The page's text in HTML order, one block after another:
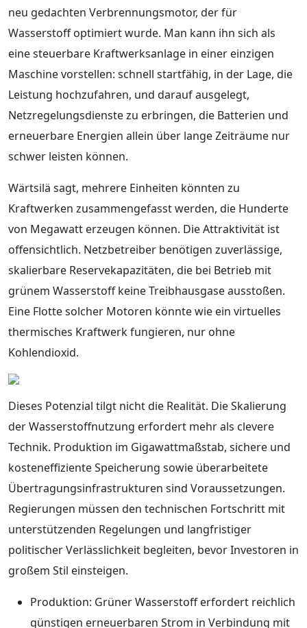
neu gedachten Verbrennungsmotor, der für
Wasserstoff optimiert wurde. Man kann ihn sich als
eine steuerbare Kraftwerksanlage in einer einzigen
Maschine vorstellen: schnell startfähig, in der Lage, die
Leistung hochzufahren, und darauf ausgelegt,
Netzregelungsdienste zu erbringen, die Batterien und
erneuerbare Energien allein über lange Zeiträume nur
schwer leisten können.
Wärtsilä sagt, mehrere Einheiten könnten zu
Kraftwerken zusammengefasst werden, die Hunderte
von Megawatt erzeugen können. Die Attraktivität ist
offensichtlich. Netzbetreiber benötigen zuverlässige,
skalierbare Reservekapazitäten, die bei Betrieb mit
grünem Wasserstoff keine Treibhausgase ausstoßen.
Eine Flotte solcher Motoren könnte wie ein virtuelles
thermisches Kraftwerk fungieren, nur ohne
Kohlendioxid.
Dieses Potenzial tilgt nicht die Realität. Die Skalierung
der Wasserstoffnutzung erfordert mehr als clevere
Technik. Produktion im Gigawattmaßstab, sichere und
kosteneffiziente Speicherung sowie überarbeitete
Übertragungsinfrastrukturen sind Voraussetzungen.
Regierungen müssen den technischen Fortschritt mit
unterstützenden Regelungen und langfristiger
politischer Verlässlichkeit begleiten, bevor Investoren in
großem Stil einsteigen.
Produktion: Grüner Wasserstoff erfordert reichlich
günstigen erneuerbaren Strom in Verbindung mit